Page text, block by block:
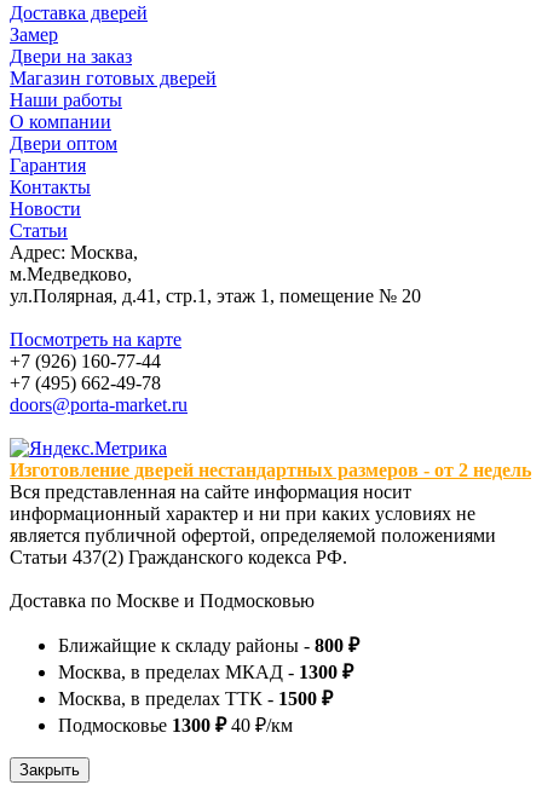
Доставка дверей
Замер
Двери на заказ
Магазин готовых дверей
Наши работы
О компании
Двери оптом
Гарантия
Контакты
Новости
Статьи
Адрес: Москва,
м.Медведково,
ул.Полярная, д.41, стр.1, этаж 1, помещение № 20
Посмотреть на карте
+7 (926) 160-77-44
+7 (495) 662-49-78
doors@porta-market.ru
Изготовление дверей нестандартных размеров - от 2 недель
Вся представленная на сайте информация носит
информационный характер и ни при каких условиях не
является публичной офертой, определяемой положениями
Статьи 437(2) Гражданского кодекса РФ.
Доставка по Москве и Подмосковью
Ближайщие к складу районы - 800 ₽
Москва, в пределах МКАД - 1300 ₽
Москва, в пределах ТТК - 1500 ₽
Подмосковье 1300 ₽40 ₽/км